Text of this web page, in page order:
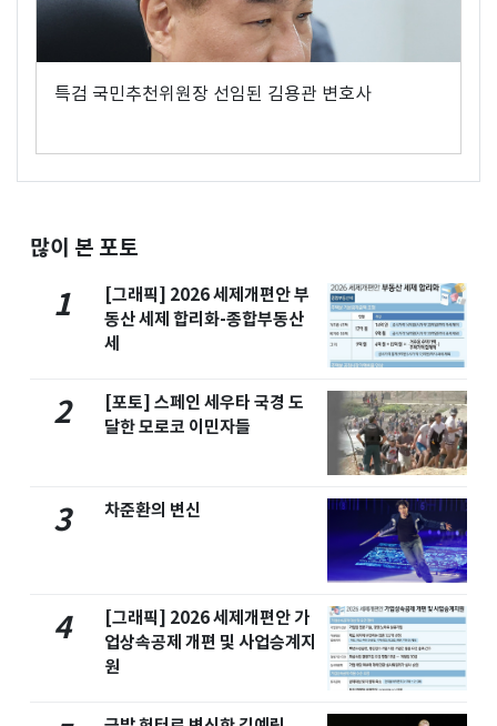
특검 국민추천위원장 선임된 김용관 변호사
많이 본 포토
1
[그래픽] 2026 세제개편안 부
동산 세제 합리화-종합부동산
세
2
[포토] 스페인 세우타 국경 도
달한 모로코 이민자들
3 차준환의 변신
4
[그래픽] 2026 세제개편안 가
업상속공제 개편 및 사업승계지
원